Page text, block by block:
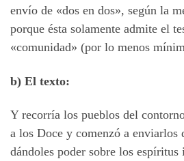
envío de «dos en dos», según la
porque ésta solamente admite el
«comunidad» (por lo menos
b) El texto:
Y recorría los pueblos del
a los Doce y comenzó a enviarlos
dándoles poder sobre los